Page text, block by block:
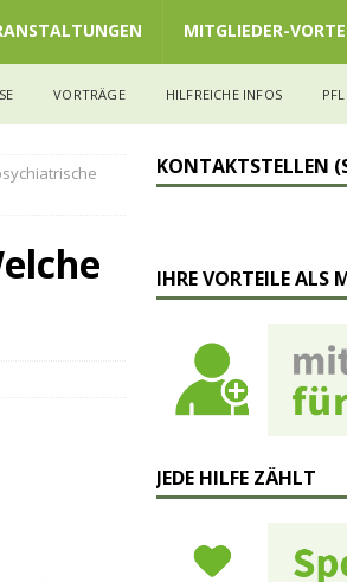
MITGLIEDER-
VORTRÄGE HILFREICHE INFOS
KONTAKTSTELLEN
IHRE VORTEILE ALS
JEDE HILFE ZÄHLT